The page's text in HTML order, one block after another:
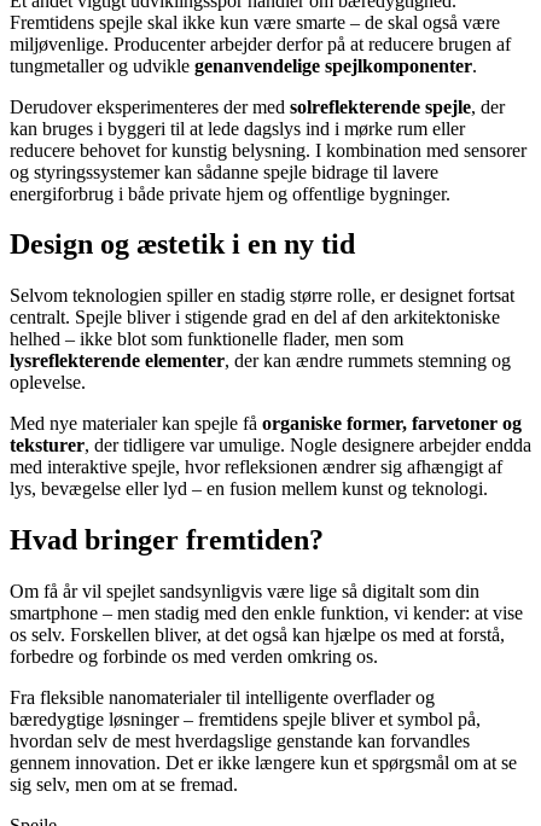
Fremtidens spejle skal ikke kun være smarte – de skal også være
miljøvenlige. Producenter arbejder derfor på at reducere brugen af
tungmetaller og udvikle genanvendelige spejlkomponenter.
Derudover eksperimenteres der med solreflekterende spejle, der
kan bruges i byggeri til at lede dagslys ind i mørke rum eller
reducere behovet for kunstig belysning. I kombination med sensorer
og styringssystemer kan sådanne spejle bidrage til lavere
energiforbrug i både private hjem og offentlige bygninger.
Design og æstetik i en ny tid
Selvom teknologien spiller en stadig større rolle, er designet fortsat
centralt. Spejle bliver i stigende grad en del af den arkitektoniske
helhed – ikke blot som funktionelle flader, men som
lysreflekterende elementer, der kan ændre rummets stemning og
oplevelse.
Med nye materialer kan spejle få organiske former, farvetoner og
teksturer, der tidligere var umulige. Nogle designere arbejder endda
med interaktive spejle, hvor refleksionen ændrer sig afhængigt af
lys, bevægelse eller lyd – en fusion mellem kunst og teknologi.
Hvad bringer fremtiden?
Om få år vil spejlet sandsynligvis være lige så digitalt som din
smartphone – men stadig med den enkle funktion, vi kender: at vise
os selv. Forskellen bliver, at det også kan hjælpe os med at forstå,
forbedre og forbinde os med verden omkring os.
Fra fleksible nanomaterialer til intelligente overflader og
bæredygtige løsninger – fremtidens spejle bliver et symbol på,
hvordan selv de mest hverdagslige genstande kan forvandles
gennem innovation. Det er ikke længere kun et spørgsmål om at se
sig selv, men om at se fremad.